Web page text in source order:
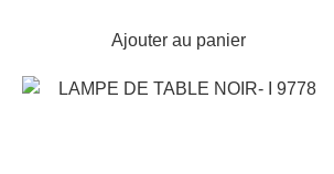
Ajouter au panier